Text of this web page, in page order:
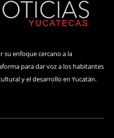
su enfoque cercano a la
para dar voz a los habitantes
y el desarrollo en Yucatán.